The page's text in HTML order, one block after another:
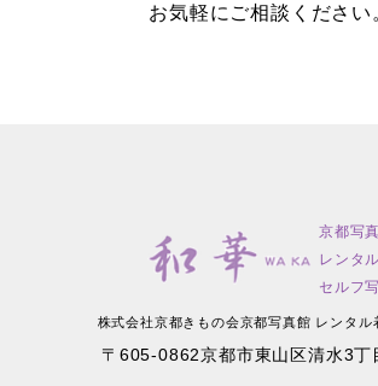
お気軽にご相談ください
京都写
レンタ
セルフ
株式会社京都きもの会京都写真館 レンタル
〒605-0862京都市東山区清水3丁